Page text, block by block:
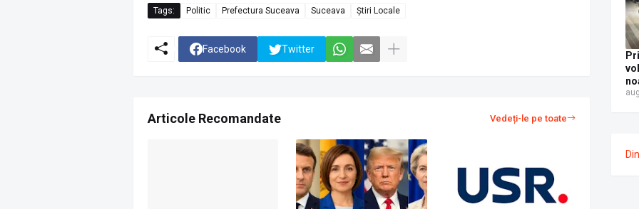
Tags: Politic Prefectura Suceava Suceava Știri Locale
Facebook Twitter
Articole Recomandate Vedeți-le pe toate